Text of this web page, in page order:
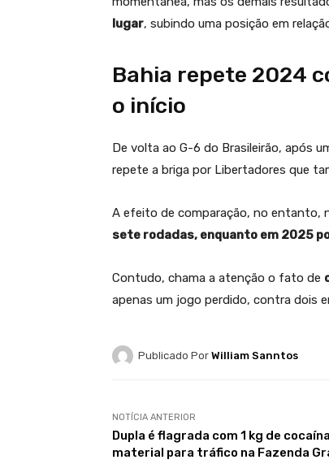
lugar, subindo uma posição em
Bahia repete 2024
o início
De volta ao G-6 do Brasileirão, após
repete a briga por Libertadores que
A efeito de comparação, no entanto,
sete rodadas, enquanto em 2025
Contudo, chama a atenção o fato de
apenas um jogo perdido, contra dois
Publicado Por William Sanntos
NOTÍCIA ANTERIOR
Dupla é flagrada com 1 kg de
material para tráfico na Fazenda